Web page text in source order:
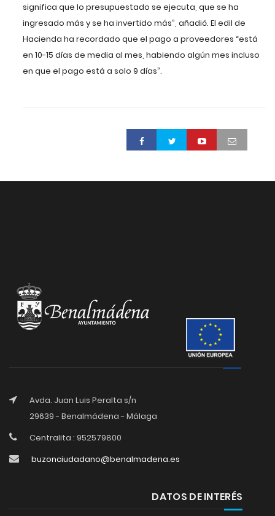
significa que lo presupuestado se ejecuta, que se ha
ingresado más y se ha invertido más”, añadió. El edil de
Hacienda ha recordado que el pago a proveedores “está
en 10-15 días de media al mes, habiendo algún mes incluso
en que el pago está a solo 9 días”.
Avda. Juan Luis Peralta s/n
29639 - Benalmádena - Málaga
Centralita : 952579800
buzonciudadano@benalmadena.es
DATOS DE INTERÉS